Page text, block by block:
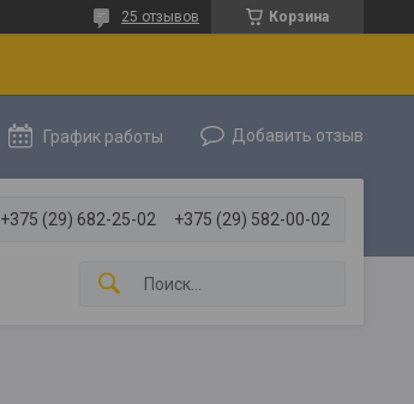
Корзина
25 отзывов
График работы Добавить отзыв
+375 (29) 682-25-02 +375 (29) 582-00-02